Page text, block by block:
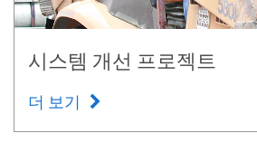
시스템 개선 프로젝트
더 보기